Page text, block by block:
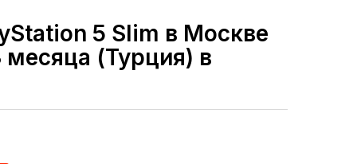
5 Slim в Москве
месяца (Турция) в